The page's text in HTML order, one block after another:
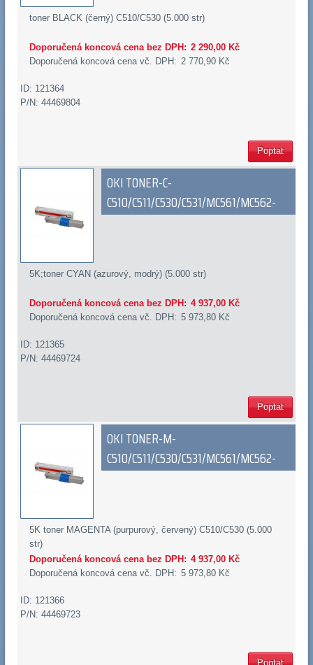
toner BLACK (černý) C510/C530 (5.000 str)
Doporučená koncová cena bez DPH: 2 290,00 Kč
Doporučená koncová cena vč. DPH: 2 770,90 Kč
ID: 121364
P/N: 44469804
Poptat
OKI TONER-C-
C510/C511/C530/C531/MC561/MC562-
5K;toner CYAN (azurový, modrý) (5.000 str)
Doporučená koncová cena bez DPH: 4 937,00 Kč
Doporučená koncová cena vč. DPH: 5 973,80 Kč
ID: 121365
P/N: 44469724
Poptat
OKI TONER-M-
C510/C511/C530/C531/MC561/MC562-
5K toner MAGENTA (purpurový, červený) C510/C530 (5.000
str)
Doporučená koncová cena bez DPH: 4 937,00 Kč
Doporučená koncová cena vč. DPH: 5 973,80 Kč
ID: 121366
P/N: 44469723
Poptat